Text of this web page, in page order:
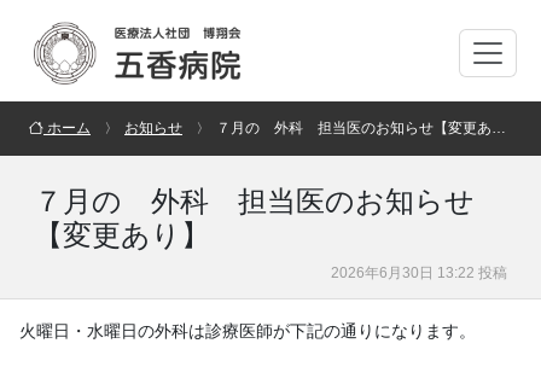
ホーム お知らせ ７月の 外科 担当医のお知らせ【変更あり】
７月の 外科 担当医のお知らせ
【変更あり】
2026年6月30日 13:22 投稿
火曜日・水曜日の外科は診療医師が下記の通りになります。